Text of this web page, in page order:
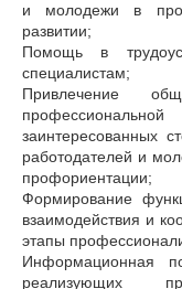
и молодежи в
развитии;
Помощь в
специалистам;
Привлечение
заинтересованных
работодателей и
профориентации;
Формирование
взаимодействия и
этапы
Информационная
реализующих